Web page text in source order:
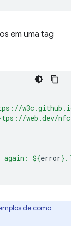
em uma tag
web.dev/
${error}
de como